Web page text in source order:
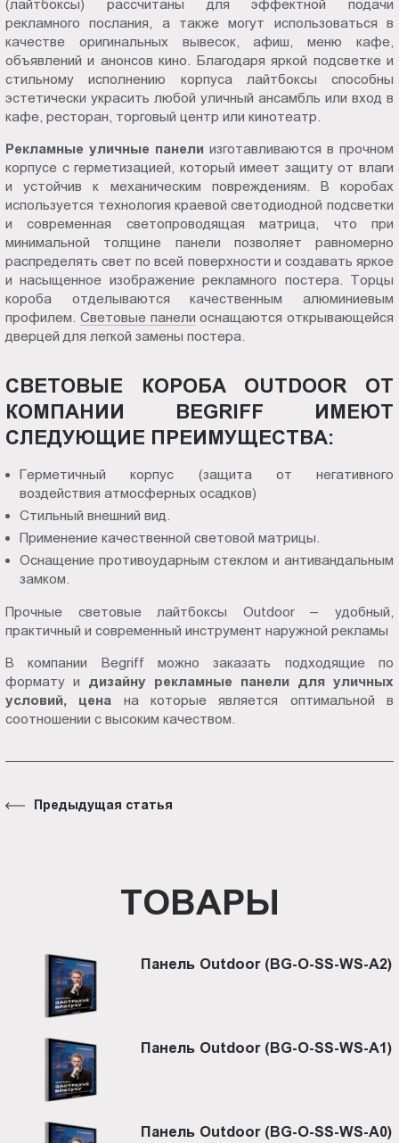
(лайтбоксы) рассчитаны для эффектной подачи
рекламного послания, а также могут использоваться в
качестве оригинальных вывесок, афиш, меню кафе,
объявлений и анонсов кино. Благодаря яркой подсветке и
стильному исполнению корпуса лайтбоксы способны
эстетически украсить любой уличный ансамбль или вход в
кафе, ресторан, торговый центр или кинотеатр.
Рекламные уличные панели изготавливаются в прочном
корпусе с герметизацией, который имеет защиту от влаги
и устойчив к механическим повреждениям. В коробах
используется технология краевой светодиодной подсветки
и современная светопроводящая матрица, что при
минимальной толщине панели позволяет равномерно
распределять свет по всей поверхности и создавать яркое
и насыщенное изображение рекламного постера. Торцы
короба отделываются качественным алюминиевым
профилем. Световые панели оснащаются открывающейся
дверцей для легкой замены постера.
СВЕТОВЫЕ КОРОБА OUTDOOR ОТ
КОМПАНИИ BEGRIFF ИМЕЮТ
СЛЕДУЮЩИЕ ПРЕИМУЩЕСТВА:
Герметичный корпус (защита от негативного
воздействия атмосферных осадков)
Стильный внешний вид.
Применение качественной световой матрицы.
Оснащение противоударным стеклом и антивандальным
замком.
Прочные световые лайтбоксы Outdoor – удобный,
практичный и современный инструмент наружной рекламы
В компании Begriff можно заказать подходящие по
формату и дизайну рекламные панели для уличных
условий, цена на которые является оптимальной в
соотношении с высоким качеством.
Предыдущая статья
ТОВАРЫ
Панель Outdoor (BG-O-SS-WS-A2)
Панель Outdoor (BG-O-SS-WS-A1)
Панель Outdoor (BG-O-SS-WS-A0)
Пт.:
9.00-
18.00
Сб.,
Вс.:
выходной